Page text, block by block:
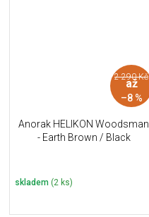
2 290 Kč
až
–8 %
Anorak HELIKON Woodsman
- Earth Brown / Black
skladem (2 ks)